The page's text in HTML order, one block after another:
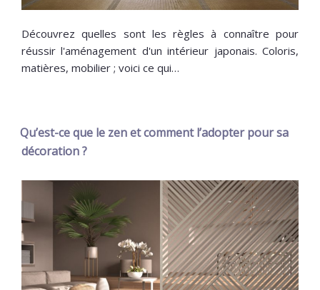
Découvrez quelles sont les règles à connaître pour
réussir l'aménagement d'un intérieur japonais. Coloris,
matières, mobilier ; voici ce qui…
Qu’est-ce que le zen et comment l’adopter pour sa
décoration ?